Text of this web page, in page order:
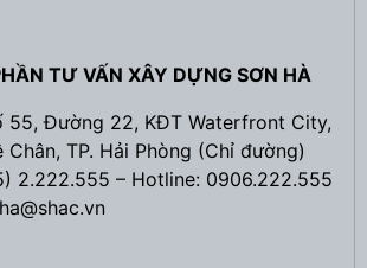
TƯ VẤN XÂY DỰNG SƠN HÀ
55, Đường 22, KĐT Waterfront City,
Chân, TP. Hải Phòng (Chỉ đường)
2.222.555 – Hotline: 0906.222.555